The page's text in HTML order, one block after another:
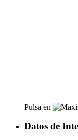
Pulsa en
Datos de